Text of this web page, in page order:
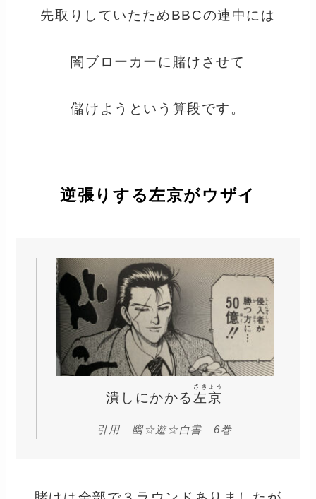
先取りしていたためBBCの連中には
闇ブローカーに賭けさせて
儲けようという算段です。
逆張りする左京がウザイ
潰しにかかる左京
さきょう
引用 幽☆遊☆白書 6巻